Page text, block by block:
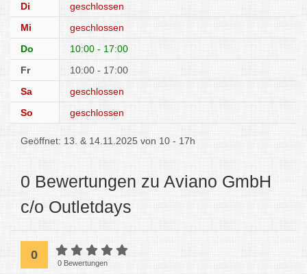
Di
geschlossen
Mi
geschlossen
Do
10:00 - 17:00
Fr
10:00 - 17:00
Sa
geschlossen
So
geschlossen
Geöffnet: 13. & 14.11.2025 von 10 - 17h
0 Bewertungen zu Aviano GmbH
c/o Outletdays
0
0 Bewertungen